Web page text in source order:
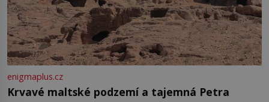
enigmaplus.cz
Krvavé maltské podzemí a tajemná Petra